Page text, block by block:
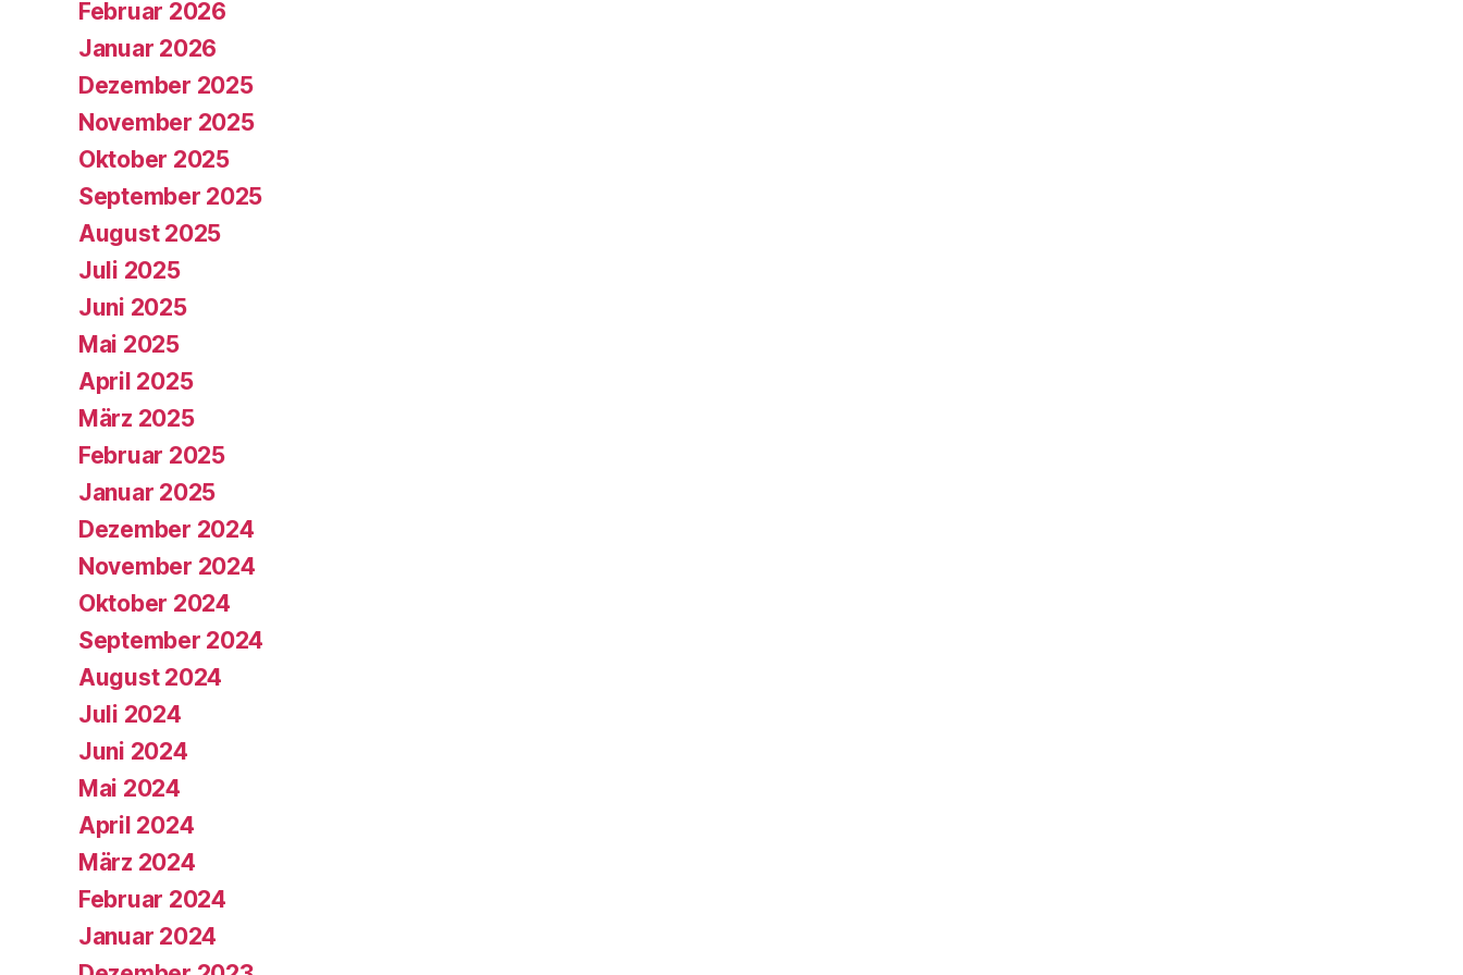
Februar 2026
Januar 2026
Dezember 2025
November 2025
Oktober 2025
September 2025
August 2025
Juli 2025
Juni 2025
Mai 2025
April 2025
März 2025
Februar 2025
Januar 2025
Dezember 2024
November 2024
Oktober 2024
September 2024
August 2024
Juli 2024
Juni 2024
Mai 2024
April 2024
März 2024
Februar 2024
Januar 2024